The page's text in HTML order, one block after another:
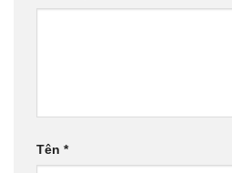
Tên *